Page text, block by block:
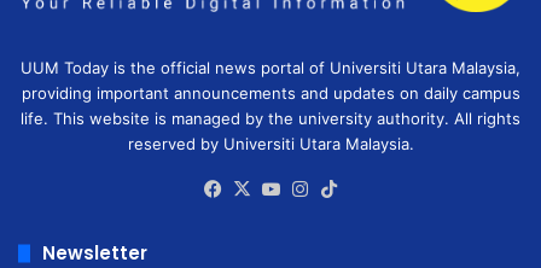
UUM Today is the official news portal of Universiti Utara Malaysia,
providing important announcements and updates on daily campus
life. This website is managed by the university authority. All rights
reserved by Universiti Utara Malaysia.
Facebook
X YouTubeInstagram
Newsletter